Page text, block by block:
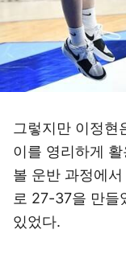
그렇지만 이정현
이를 영리하게
볼 운반 과정에
로 27-37을 만들
있었다.